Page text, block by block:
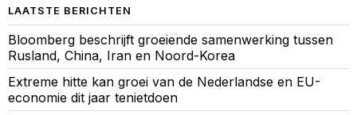
LAATSTE BERICHTEN
Bloomberg beschrijft groeiende samenwerking tussen
Rusland, China, Iran en Noord-Korea
Extreme hitte kan groei van de Nederlandse en EU-
economie dit jaar tenietdoen